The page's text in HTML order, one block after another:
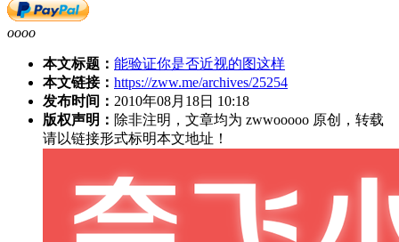
oooo
本文标题： 能验证你是否近视的图这样
本文链接： https://zww.me/archives/25254
发布时间： 2010年08月18日 10:18
版权声明： 除非注明，文章均为 zwwooooo 原创，转载
请以链接形式标明本文地址！